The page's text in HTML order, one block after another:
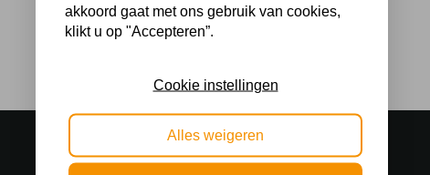
akkoord gaat met ons gebruik van cookies,
klikt u op "Accepteren”.
Cookie instellingen
Alles weigeren